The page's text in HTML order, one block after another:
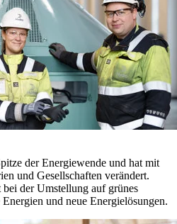
der Energiewende und hat mit
und Gesellschaften verändert.
der Umstellung auf grünes
und neue Energielösungen.